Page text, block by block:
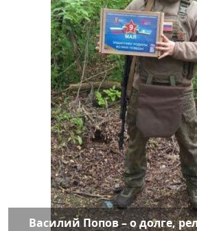
Василий Попов – о долге,